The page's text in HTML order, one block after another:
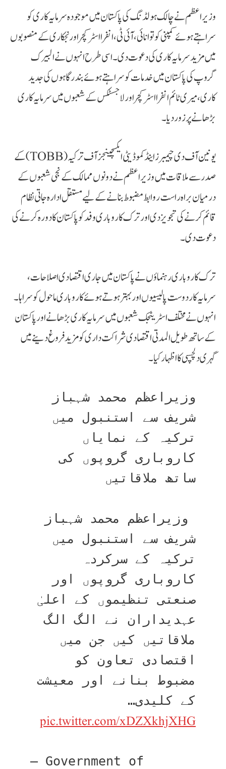
وزیراعظم نے چالک ہولڈنگ کی پاکستان میں موجودہ سرمایہ کاری کو
سراہتے ہوئے کمپنی کو توانائی، آئی ٹی، انفرا اسٹرکچر اور نجکاری کے منصوبوں
میں مزید سرمایہ کاری کی دعوت دی۔ اسی طرح انہوں نے البیرک
گروپ کی پاکستان میں خدمات کو سراہتے ہوئے بندرگاہوں کی جدید
کاری، میری ٹائم انفرا اسٹرکچر اور لاجسٹکس کے شعبوں میں سرمایہ کاری
بڑھانے پر زور دیا۔
یونین آف دی چیمبرز اینڈ کموڈیٹی ایکسچینجز آف ترکیہ (TOBB) کے
صدر سے ملاقات میں وزیراعظم نے دونوں ممالک کے نجی شعبوں کے
درمیان براہ راست روابط مضبوط بنانے کے لیے مستقل ادارہ جاتی نظام
قائم کرنے کی تجویز دی اور ترک کاروباری وفد کو پاکستان کا دورہ کرنے کی
دعوت دی۔
ترک کاروباری رہنماؤں نے پاکستان میں جاری اقتصادی اصلاحات،
سرمایہ کار دوست پالیسیوں اور بہتر ہوتے ہوئے کاروباری ماحول کو سراہا۔
انہوں نے مختلف اسٹریٹجک شعبوں میں سرمایہ کاری بڑھانے اور پاکستان
کے ساتھ طویل المدتی اقتصادی شراکت داری کو مزید فروغ دینے میں
گہری دلچسپی کا اظہار کیا۔
کاروباری گروپوں کی
ساتھ ملاقاتیں
عہدیداران نے الگ الگ
کے کلیدی…
pic.twitter.com/xDZXkhjXHG
— Government of